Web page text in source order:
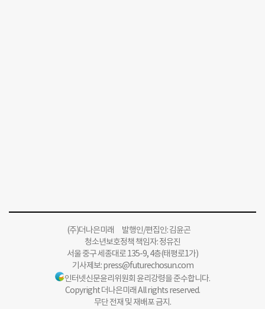
(주)더나은미래 발행인/편집인: 김윤곤
청소년보호정책 책임자: 정유진
서울 중구 세종대로 135-9, 4층(태평로1가)
기사제보:press@futurechosun.com
인터넷신문윤리위원회 윤리강령을 준수합니다.
Copyright 더나은미래 All rights reserved.
무단 전재 및 재배포 금지.